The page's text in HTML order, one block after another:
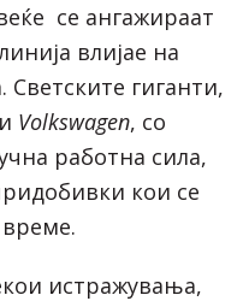
се ангажираат
влијае на
гиганти,
Volkswagen, со
работна сила,
кои се
истражувања,